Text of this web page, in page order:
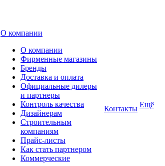
О компании
О компании
Фирменные магазины
Бренды
Доставка и оплата
Официальные дилеры
и партнеры
Контроль качества
Дизайнерам
Строительным
компаниям
Прайс-листы
Как стать партнером
Коммерческие
Контакты Ещё